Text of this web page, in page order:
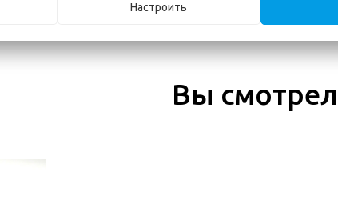
Вы
Настроить